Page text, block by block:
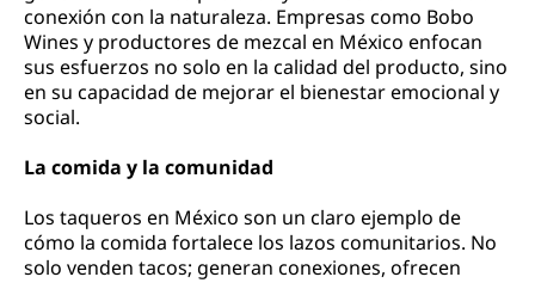
conexión con la naturaleza. Empresas como Bobo
Wines y productores de mezcal en México enfocan
sus esfuerzos no solo en la calidad del producto, sino
en su capacidad de mejorar el bienestar emocional y
social.
La comida y la comunidad
Los taqueros en México son un claro ejemplo de
cómo la comida fortalece los lazos comunitarios. No
solo venden tacos; generan conexiones, ofrecen